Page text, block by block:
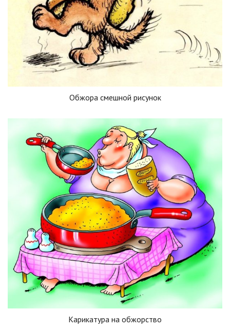
Обжора смешной рисунок
Карикатура на обжорство